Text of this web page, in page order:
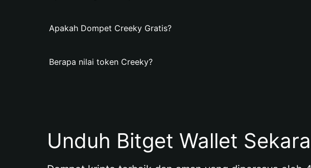
Apakah Dompet Creeky Gratis?
Berapa nilai token Creeky?
Unduh Bitget Wallet